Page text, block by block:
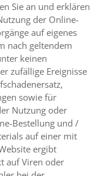
Sie an und erklären
der Online-
auf eigenes
nach geltendem
keinen
zufällige Ereignisse
sowie für
Nutzung oder
Bestellung und /
auf einer mit
ergibt
auf Viren oder